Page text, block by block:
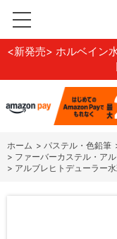
<新発売> ホルベイン
ホーム > パステル・色鉛筆
> ファーバーカステル・ア
> アルブレヒトデューラー